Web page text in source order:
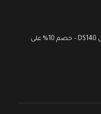
كود خصم مترو برازيل DS140 – خصم 10% على